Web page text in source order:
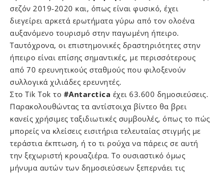
σεζόν 2019-2020 και, όπως είναι φυσικό, έχει
διεγείρει αρκετά ερωτήματα γύρω από τον ολοένα
αυξανόμενο τουρισμό στην παγωμένη ήπειρο.
Ταυτόχρονα, οι επιστημονικές δραστηριότητες στην
ήπειρο είναι επίσης σημαντικές, με περισσότερους
από 70 ερευνητικούς σταθμούς που φιλοξενούν
συλλογικά χιλιάδες ερευνητές.
Στο Tik Tok το #Antarctica έχει 63.600 δημοσιεύσεις.
Παρακολουθώντας τα αντίστοιχα βίντεο θα βρει
κανείς χρήσιμες ταξιδιωτικές συμβουλές, όπως το πώς
μπορείς να κλείσεις εισιτήρια τελευταίας στιγμής με
τεράστια έκπτωση, ή το τι ρούχα να πάρεις σε αυτή
την ξεχωριστή κρουαζιέρα. Το ουσιαστικό όμως
μήνυμα αυτών των δημοσιεύσεων ξεπερνάει τις